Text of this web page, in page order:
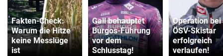
Fakten-Check:
Warum die Hitze
keine Messlüge
ist
Gall behauptet
Burgos-Führung
vor dem
Schlusstag!
Operation bei
ÖSV-Skistar
erfolgreich
verlaufen!